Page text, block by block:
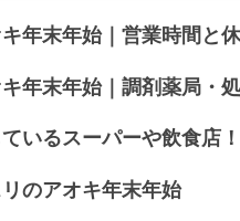
年末年始｜営業時間と
年末年始｜調剤薬局・
いるスーパーや飲食店
のアオキ年末年始